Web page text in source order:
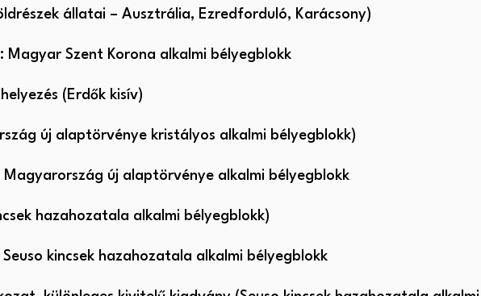
állatai – Ausztrália, Ezredforduló, Karácsony)
Magyar Szent Korona alkalmi bélyegblokk
(Erdők kisív)
új alaptörvénye kristályos alkalmi bélyegblokk)
új alaptörvénye alkalmi bélyegblokk
hazahozatala alkalmi bélyegblokk)
kincsek hazahozatala alkalmi bélyegblokk